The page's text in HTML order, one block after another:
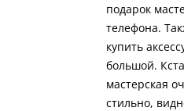
подарок
телефона.
купить
большой.
мастерская
стильно,